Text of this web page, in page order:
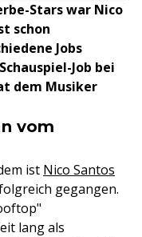
Stars war Nico
schon
Jobs
Job bei
dem Musiker
vom
ist Nico Santos
gegangen.
lang als